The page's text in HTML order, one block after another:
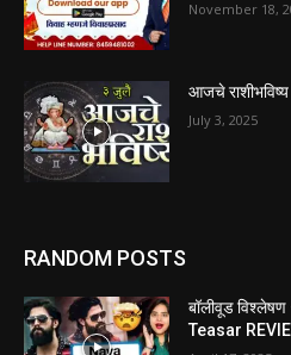
November 18,
आजचे राशीभविष्य
July 3, 2025
RANDOM POSTS
बॉलीवूड
Teasar